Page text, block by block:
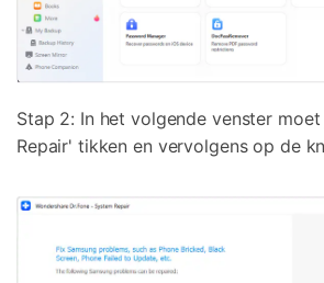
Stap 2: In het volgende venster
Repair' tikken en vervolgens op de